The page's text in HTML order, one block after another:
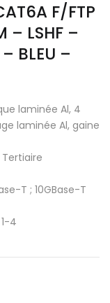
F/FTP
– LSHF –
BLEU –
laminée Al, 4
laminée Al, gaine
T ; 10GBase-T
4